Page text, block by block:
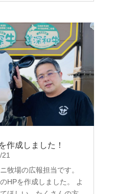
作成しました！
牧場の広報担当です。
HPを作成しました。 よ